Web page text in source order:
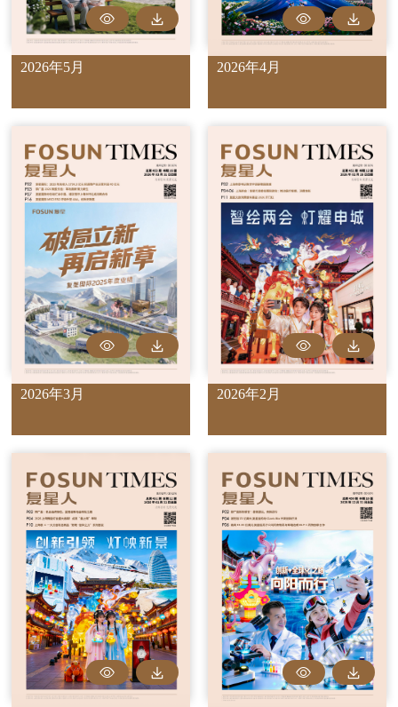
2026年5月 2026年4月
2026年3月 2026年2月